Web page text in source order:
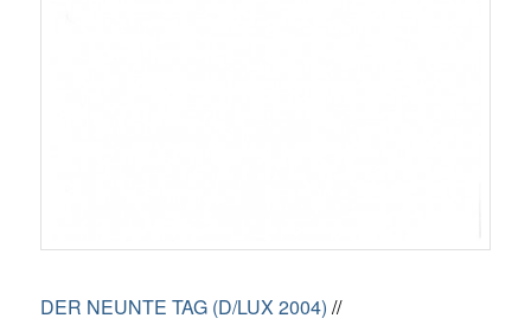
DER NEUNTE TAG (D/LUX 2004) //